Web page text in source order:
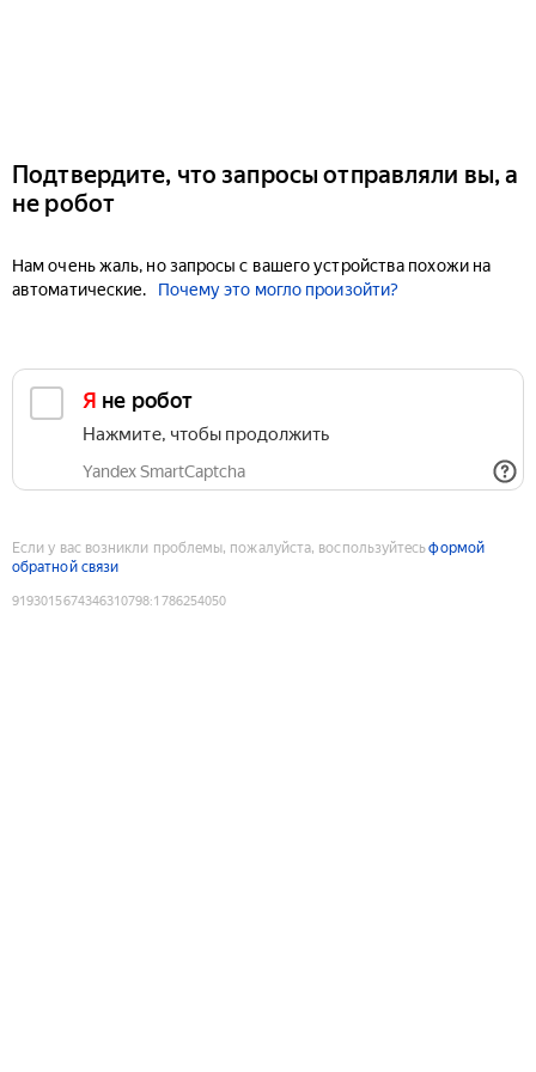
Подтвердите, что запросы отправляли вы, а
не робот
Нам очень жаль, но запросы с вашего устройства похожи на
автоматические.
Почему это могло произойти?
Я не робот
Нажмите, чтобы продолжить
Yandex SmartCaptcha
Если у вас возникли проблемы, пожалуйста, воспользуйтесьформой
обратной связи
9193015674346310798:1786254050